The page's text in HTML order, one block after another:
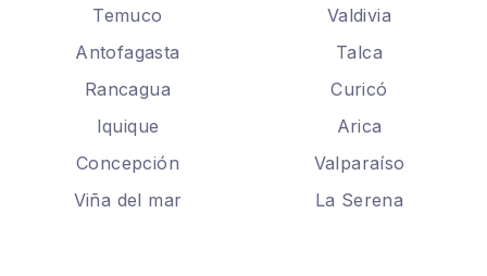
Temuco
Valdivia
Antofagasta
Talca
Rancagua
Curicó
Iquique
Arica
Concepción
Valparaíso
Viña del mar
La Serena